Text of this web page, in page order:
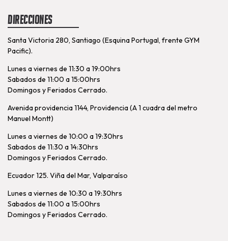
Direcciones
Santa Victoria 280, Santiago (Esquina Portugal, frente GYM
Pacific).
Lunes a viernes de 11:30 a 19:00hrs
Sabados de 11:00 a 15:00hrs
Domingos y Feriados Cerrado.
Avenida providencia 1144, Providencia (A 1 cuadra del metro
Manuel Montt)
Lunes a viernes de 10:00 a 19:30hrs
Sabados de 11:30 a 14:30hrs
Domingos y Feriados Cerrado.
Ecuador 125. Viña del Mar, Valparaíso
Lunes a viernes de 10:30 a 19:30hrs
Sabados de 11:00 a 15:00hrs
Domingos y Feriados Cerrado.